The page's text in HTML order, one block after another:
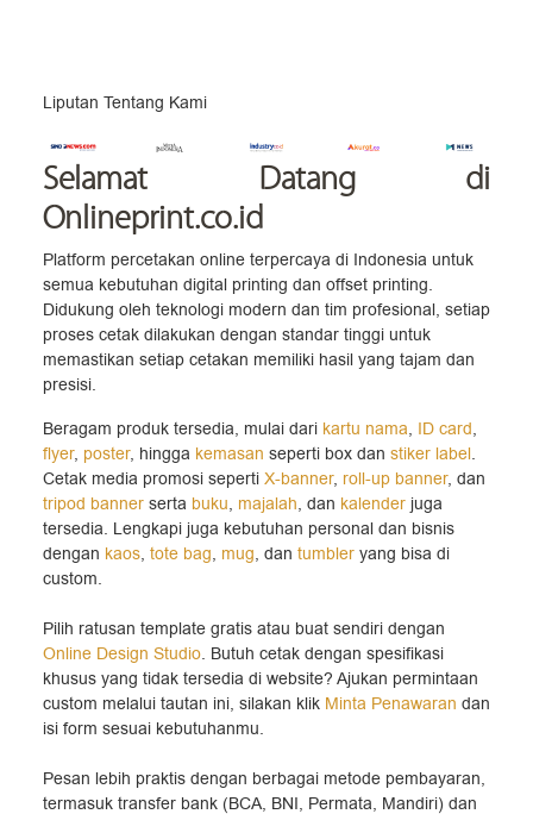
Liputan Tentang Kami
Selamat Datang di
Onlineprint.co.id
Platform percetakan online terpercaya di Indonesia untuk
semua kebutuhan digital printing dan offset printing.
Didukung oleh teknologi modern dan tim profesional, setiap
proses cetak dilakukan dengan standar tinggi untuk
memastikan setiap cetakan memiliki hasil yang tajam dan
presisi.
Beragam produk tersedia, mulai dari kartu nama, ID card,
flyer, poster, hingga kemasan seperti box dan stiker label.
Cetak media promosi seperti X-banner, roll-up banner, dan
tripod banner serta buku, majalah, dan kalender juga
tersedia. Lengkapi juga kebutuhan personal dan bisnis
dengan kaos, tote bag, mug, dan tumbler yang bisa di
custom.
Pilih ratusan template gratis atau buat sendiri dengan
Online Design Studio. Butuh cetak dengan spesifikasi
khusus yang tidak tersedia di website? Ajukan permintaan
custom melalui tautan ini, silakan klik Minta Penawaran dan
isi form sesuai kebutuhanmu.
Pesan lebih praktis dengan berbagai metode pembayaran,
termasuk transfer bank (BCA, BNI, Permata, Mandiri) dan